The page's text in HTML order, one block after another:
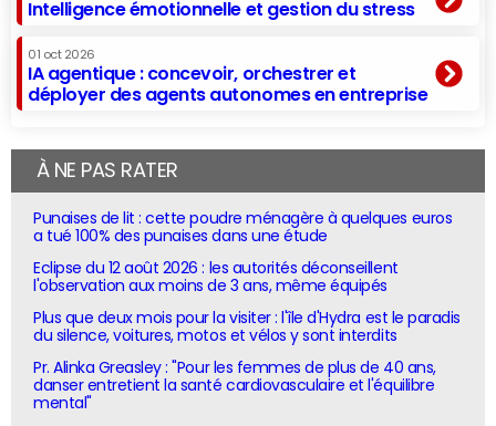
Intelligence émotionnelle et gestion du stress
01 oct 2026
IA agentique : concevoir, orchestrer et
déployer des agents autonomes en entreprise
À NE PAS RATER
Punaises de lit : cette poudre ménagère à quelques euros
a tué 100% des punaises dans une étude
Eclipse du 12 août 2026 : les autorités déconseillent
l'observation aux moins de 3 ans, même équipés
Plus que deux mois pour la visiter : l'île d'Hydra est le paradis
du silence, voitures, motos et vélos y sont interdits
Pr. Alinka Greasley : "Pour les femmes de plus de 40 ans,
danser entretient la santé cardiovasculaire et l'équilibre
mental"